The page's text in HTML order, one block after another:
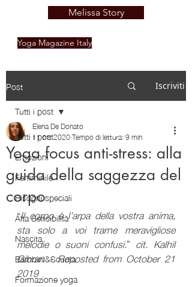
Melissa Story
Yoga Magazine Italy
Post Iscriviti
Tutti i post
Emozioni
Femminile
Bisogni speciali
Alta Sensibilità
Nascita
Bambini&Scuola
Formazione yoga
Tutti i post
Yoga focus anti-stress: alla
guida della saggezza del
corpo
Elena De Donato
11 ott 2020Tempo di lettura: 9 min
“Il corpo è l’arpa della vostra anima,
sta solo a voi trarne meravigliose
melodie o suoni confusi.” cit. Kalhil
Gibran - Reposted from October 21
2019